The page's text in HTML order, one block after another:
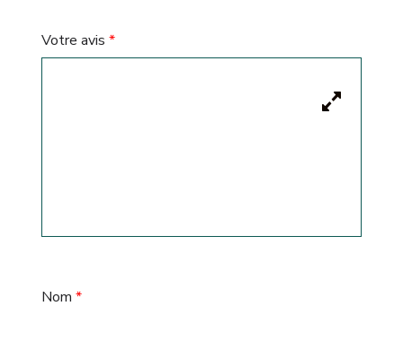
Votre avis *
Nom *